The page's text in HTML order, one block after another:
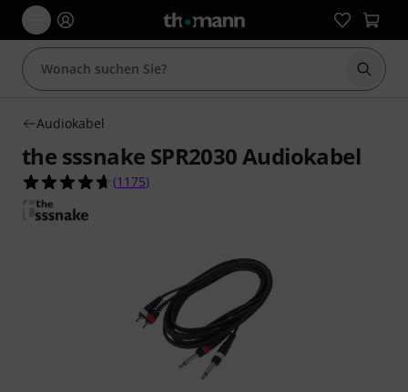
Suche
Audiokabel
the sssnake SPR2030 Audiokabel
4.7 von 5 Sternen aus 1175
(1175)